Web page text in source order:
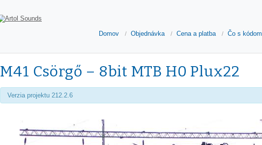
Domov Objednávka Cena a platba Čo s kódom
M41 Csörgő – 8bit MTB H0 Plux22
Verzia projektu 212.2.6